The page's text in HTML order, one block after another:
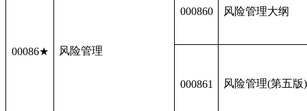
00086★ 风险管理
000860 风险管理大纲
000861 风险管理(第五版)